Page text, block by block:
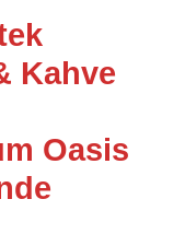
KAHVE
Kahve
Oasis